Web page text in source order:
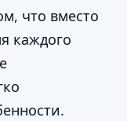
что вместо
каждого